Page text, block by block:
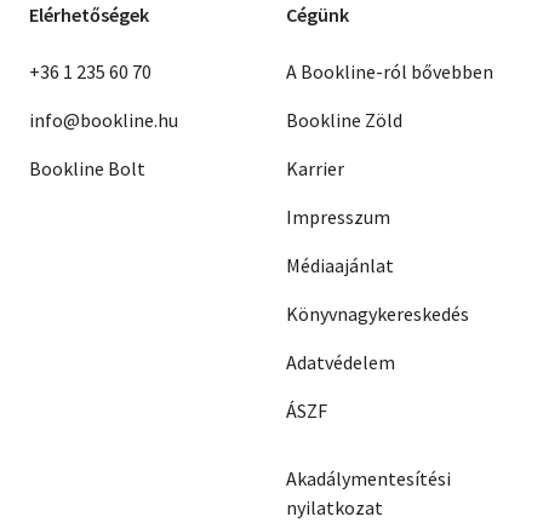
Elérhetőségek
+36 1 235 60 70
info@bookline.hu
Bookline Bolt
Cégünk
A Bookline-ról bővebben
Bookline Zöld
Karrier
Impresszum
Médiaajánlat
Könyvnagykereskedés
Adatvédelem
ÁSZF
Akadálymentesítési
nyilatkozat